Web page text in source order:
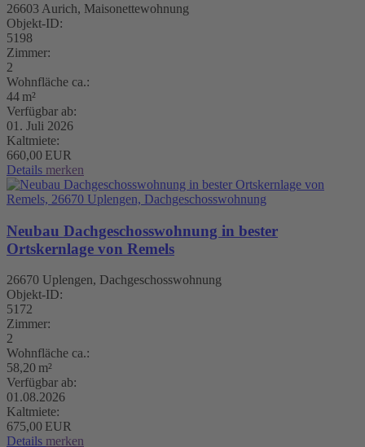
26603 Aurich, Maisonettewohnung
Objekt-ID:
5198
Zimmer:
2
Wohnfläche ca.:
44 m²
Verfügbar ab:
01. Juli 2026
Kaltmiete:
660,00 EUR
Details merken
Neubau Dachgeschosswohnung in bester
Ortskernlage von Remels
26670 Uplengen, Dachgeschosswohnung
Objekt-ID:
5172
Zimmer:
2
Wohnfläche ca.:
58,20 m²
Verfügbar ab:
01.08.2026
Kaltmiete:
675,00 EUR
Details merken